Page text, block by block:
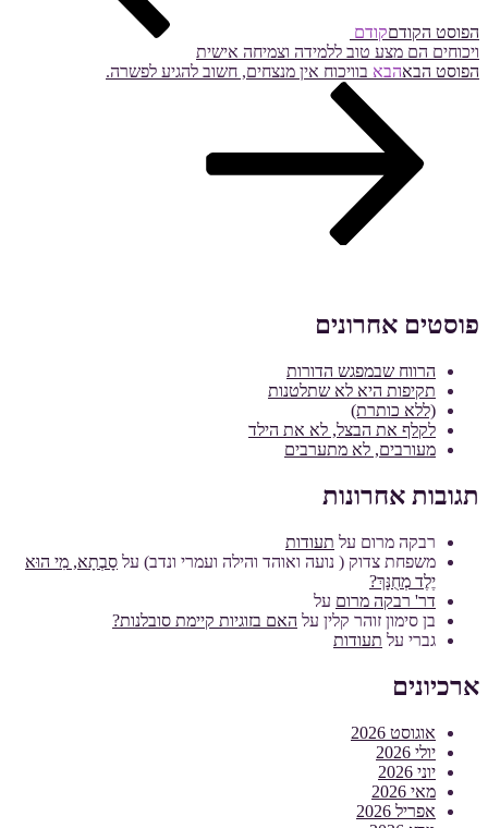
הפוסט הקודםקודם
ויכוחים הם מצע טוב ללמידה וצמיחה אישית
הפוסט הבאהבא בוויכוח אין מנצחים, חשוב להגיע לפשרה.
פוסטים אחרונים
הרווח שבמפגש הדורות
תקיפות היא לא שתלטנות
(ללא כותרת)
לקלף את הבצל, לא את הילד
מעורבים, לא מתערבים
תגובות אחרונות
רבקה מרום על תעודות
משפחת צדוק ( נועה ואוהד והילה ועמרי ונדב) על סָבְתָא, מִי הוּא
יֶלֶד מְחֻנָּךְ?
דר' רבקה מרום על
בן סימון זוהר קלין על האם בזוגיות קיימת סובלנות?
גברי על תעודות
ארכיונים
אוגוסט 2026
יולי 2026
יוני 2026
מאי 2026
אפריל 2026